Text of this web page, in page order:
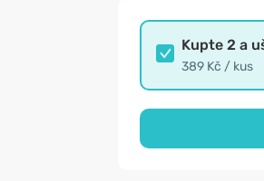
Kupte 2 a
389 Kč / kus